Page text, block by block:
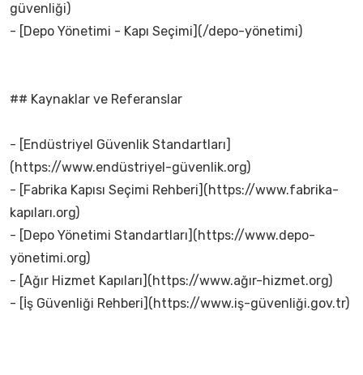
güvenliği)
- [Depo Yönetimi - Kapı Seçimi](/depo-yönetimi)
## Kaynaklar ve Referanslar
- [Endüstriyel Güvenlik Standartları]
(https://www.endüstriyel-güvenlik.org)
- [Fabrika Kapısı Seçimi Rehberi](https://www.fabrika-
kapıları.org)
- [Depo Yönetimi Standartları](https://www.depo-
yönetimi.org)
- [Ağır Hizmet Kapıları](https://www.ağır-hizmet.org)
- [İş Güvenliği Rehberi](https://www.iş-güvenliği.gov.tr)